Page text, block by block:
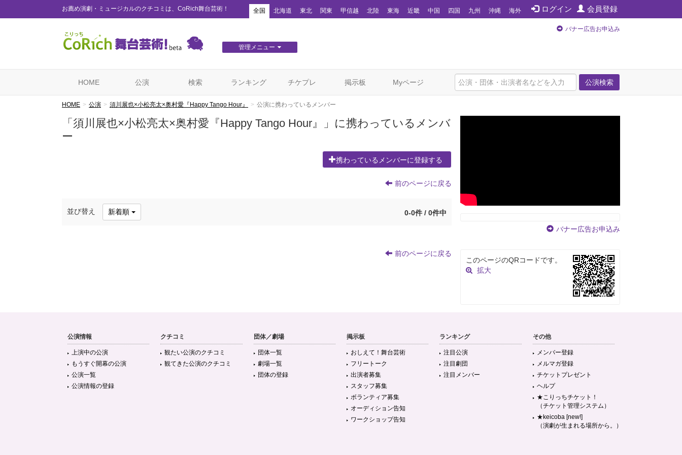
お薦め演劇・ミュージカルのクチコミは、CoRich舞台芸術！ ログイン 会員登録
全国 北海道 東北 関東 甲信越 北陸 東海 近畿 中国 四国 九州 沖縄 海外
管理メニュー
バナー広告お申込み
公演検索
HOME 公演 検索 ランキング チケプレ 掲示板 Myページ
HOME 公演 須川展也×小松亮太×奥村愛『Happy Tango Hour』 公演に携わっているメンバー
「須川展也×小松亮太×奥村愛『Happy Tango Hour』」に携わっているメンバ
ー
携わっているメンバーに登録する
前のページに戻る
並び替え 新着順 0-0件 / 0件中
前のページに戻る
バナー広告お申込み
このページのQRコードです。
拡大
公演情報
上演中の公演
もうすぐ開幕の公演
公演一覧
公演情報の登録
クチコミ
観たい公演のクチコミ
観てきた公演のクチコミ
団体／劇場
団体一覧
劇場一覧
団体の登録
掲示板
おしえて！舞台芸術
フリートーク
出演者募集
スタッフ募集
ボランティア募集
オーディション告知
ワークショップ告知
ランキング
注目公演
注目劇団
注目メンバー
その他
メンバー登録
メルマガ登録
チケットプレゼント
ヘルプ
★こりっちチケット！
（チケット管理システム）
★keicoba [new!]
（演劇が生まれる場所から。）